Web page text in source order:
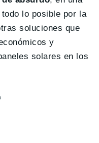
lo posible por la
soluciones que
y
solares en los